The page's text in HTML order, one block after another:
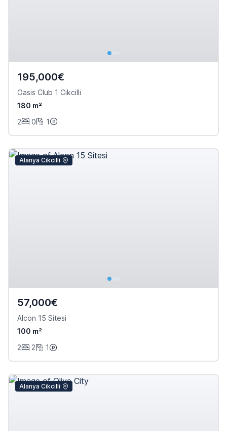
195,000€
Oasis Club 1 Cikcilli
180 m²
2
0 1
Alanya Cikcilli
57,000€
Alcon 15 Sitesi
100 m²
2
2 1
Alanya Cikcilli